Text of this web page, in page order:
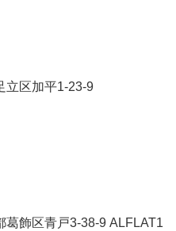
立区加平1-23-9
葛飾区青戸3-38-9 ALFLAT1